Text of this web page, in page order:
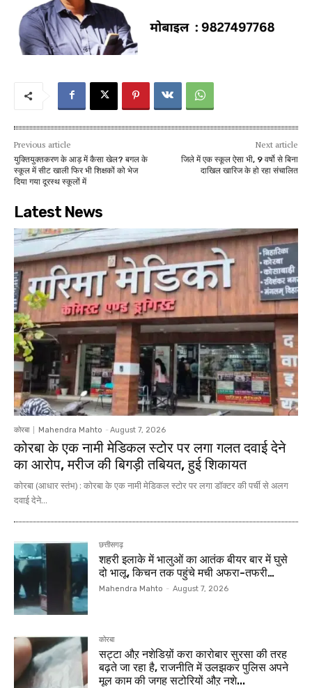
Previous article
युक्तियुक्तकरण के आड़ में कैसा खेल? बगल के
स्कूल में सीट खाली फिर भी शिक्षकों को भेज
दिया गया दूरस्थ स्कूलों में
Next article
जिले में एक स्कूल ऐसा भी, 9 वर्षो से बिना
दाखिल खारिज के हो रहा संचालित
Latest News
कोरबा Mahendra Mahto - August 7, 2026
कोरबा के एक नामी मेडिकल स्टोर पर लगा गलत दवाई देने
का आरोप, मरीज की बिगड़ी तबियत, हुई शिकायत
कोरबा (आधार स्तंभ) : कोरबा के एक नामी मेडिकल स्टोर पर लगा डॉक्टर की पर्ची से अलग
दवाई देने...
छत्तीसगढ़
शहरी इलाके में भालुओं का आतंक बीयर बार में घुसे
दो भालू, किचन तक पहुंचे मची अफरा-तफरी…
Mahendra Mahto - August 7, 2026
कोरबा
सट्टा औऱ नशेडिय़ों करा कारोबार सुरसा की तरह
बढ़ते जा रहा है, राजनीति में उलझकर पुलिस अपने
मूल काम की जगह सटोरियों औऱ नशे...